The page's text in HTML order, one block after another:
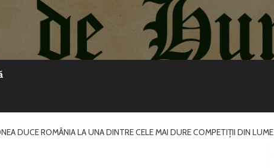
DUCE ROMÂNIA LA UNA DINTRE CELE MAI DURE COMPETIȚII DIN LUME